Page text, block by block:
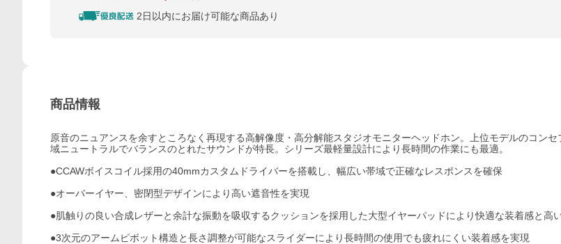
2日以内にお届け可能な商品あり
商品情報
原音のニュアンスを余すところなく再現する高解像度・高分解能スタジオモニターヘッドホン。上位モデルのコン
域ニュートラルでバランスのとれたサウンドが特長。シリーズ最軽量設計により長時間の作業にも最適。
●CCAWボイスコイル採用の40mmカスタムドライバーを搭載し、幅広い帯域で正確なレスポンスを確保
●オーバーイヤー、密閉型デザインにより高い遮音性を実現
●肌触りの良い合成レザーと余計な振動を吸収するクッションを採用した大型イヤーパッドにより快適な装着感と高
●3次元のアームピボット構造と長さ調整が可能なスライダーにより長時間の使用でも疲れにくい装着感を実現